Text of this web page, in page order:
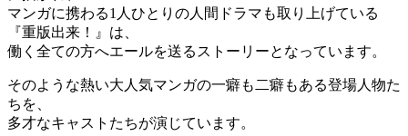
マンガに携わる1人ひとりの人間ドラマも取り上げている
『重版出来！』は、
働く全ての方へエールを送るストーリーとなっています。
そのような熱い大人気マンガの一癖も二癖もある登場人物た
ちを、
多才なキャストたちが演じています。